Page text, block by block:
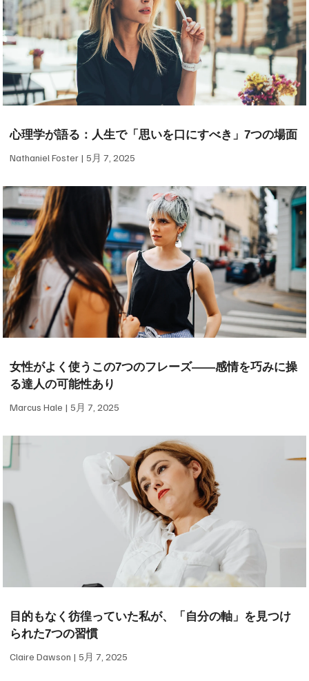
心理学が語る：人生で「思いを口にすべき」7つの場面
Nathaniel Foster 5月 7, 2025
女性がよく使うこの7つのフレーズ——感情を巧みに操
る達人の可能性あり
Marcus Hale 5月 7, 2025
目的もなく彷徨っていた私が、「自分の軸」を見つけ
られた7つの習慣
Claire Dawson 5月 7, 2025